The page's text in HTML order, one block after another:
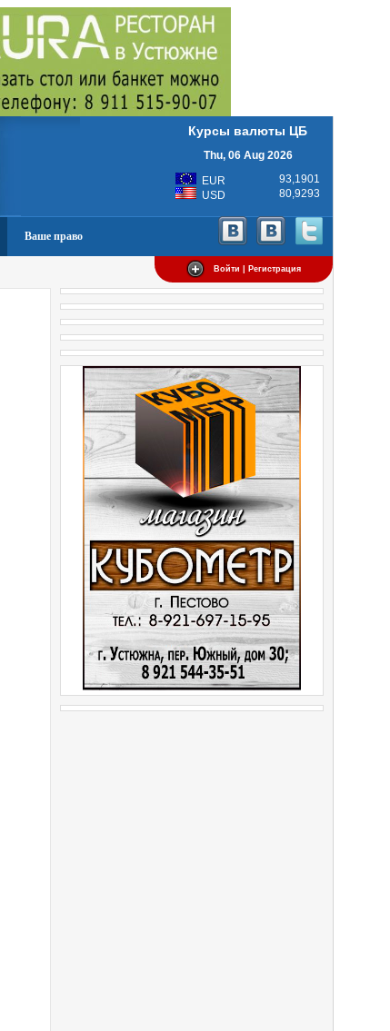
Курсы валюты ЦБ
Thu, 06 Aug 2026
EUR
93,1901
USD
80,9293
Ваше право
Войти | Регистрация